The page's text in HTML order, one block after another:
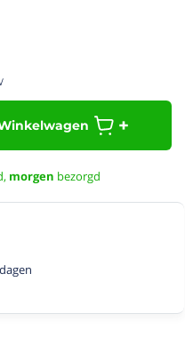
morgen bezorgd